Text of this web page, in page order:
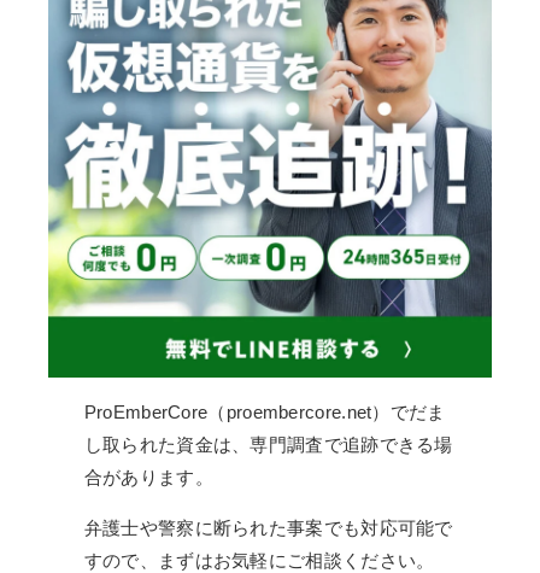
ProEmberCore（proembercore.net）でだま
し取られた資金は、専門調査で追跡できる場
合があります。
弁護士や警察に断られた事案でも対応可能で
すので、まずはお気軽にご相談ください。